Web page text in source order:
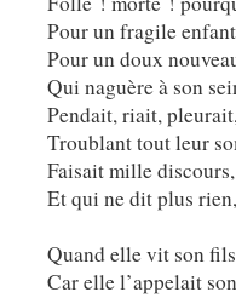
Pour un fragile
Pour un doux
Qui naguère à son
Pendait, riait,
Troublant tout leur
Faisait mille
Et qui ne dit plus
Quand elle vit son
Car elle l’appelait